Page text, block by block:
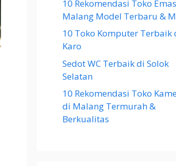
10 Rekomendasi Toko
Malang Model Terbaru &
10 Toko Komputer Terbaik
Karo
Sedot WC Terbaik di Solok
Selatan
10 Rekomendasi Toko
di Malang Termurah &
Berkualitas